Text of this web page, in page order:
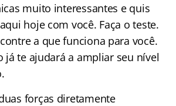
muito interessantes e quis
hoje com você. Faça o teste.
a que funciona para você.
já te ajudará a ampliar seu nível
forças diretamente